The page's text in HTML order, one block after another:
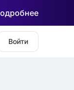
Войти